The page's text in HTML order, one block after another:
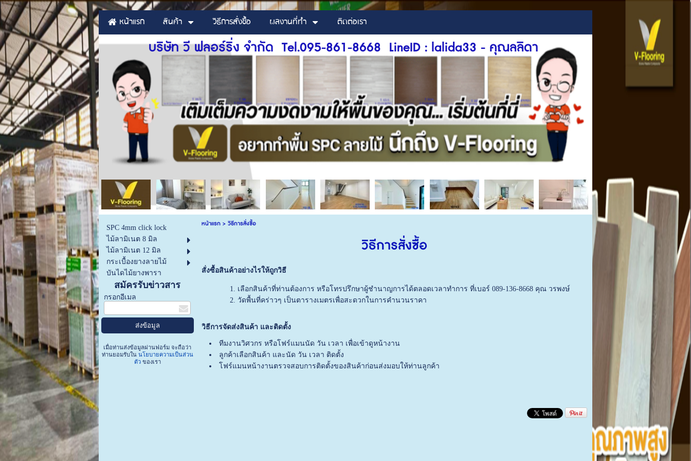
หน้าแรก สินค้า วิธีการสั่งซื้อ ผลงานที่ทำ ติดต่อเรา
บริษัท วี ฟลอร์ริ่ง จำกัด Tel.095-861-8668 LineID : lalida33 - คุณลลิดา
SPC 4mm click lock
ไม้ลามิเนต 8 มิล
ไม้ลามิเนต 12 มิล
กระเบื้องยางลายไม้
บันไดไม้ยางพารา
สมัครรับข่าวสาร
กรอกอีเมล
เมื่อท่านส่งข้อมูลผ่านฟอร์ม จะถือว่า
ท่านยอมรับในนโยบายความเป็นส่วน
ตัว ของเรา
หน้าแรก> วิธีการสั่งซื้อ
วิธีการสั่งซื้อ
สั่งซื้อสินค้าอย่างไรให้ถูกวิธี
เลือกสินค้าที่ท่านต้องการ หรือโทรปรึกษาผู้ชำนาญการได้ตลอดเวลาทำการ ที่เบอร์ 089-136-8668 คุณ วรพงษ์
วัดพื้นที่คร่าวๆ เป็นตารางเมตรเพื่อสะดวกในการคำนวนราคา
วิธีการจัดส่งสินค้า และติดตั้ง
ทีมงานวิศวกร หรือโฟร์แมนนัด วัน เวลา เพื่อเข้าดูหน้างาน
ลูกค้าเลือกสินค้า และนัด วัน เวลา ติดตั้ง
โฟร์แมนหน้างานตรวจสอบการติดตั้งของสินค้าก่อนส่งมอบให้ท่านลูกค้า